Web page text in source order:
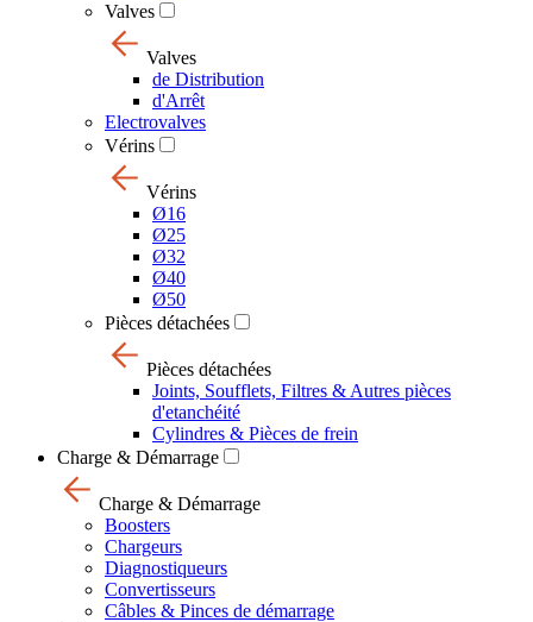
Valves
Valves
de Distribution
d'Arrêt
Electrovalves
Vérins
Vérins
Ø16
Ø25
Ø32
Ø40
Ø50
Pièces détachées
Pièces détachées
Joints, Soufflets, Filtres & Autres pièces
d'etanchéité
Cylindres & Pièces de frein
Charge & Démarrage
Charge & Démarrage
Boosters
Chargeurs
Diagnostiqueurs
Convertisseurs
Câbles & Pinces de démarrage